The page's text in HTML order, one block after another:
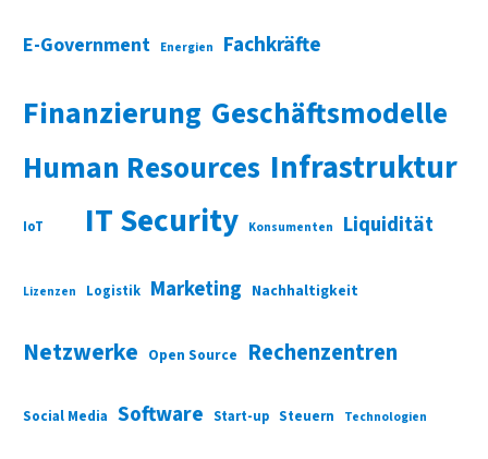
E-Government Energien Fachkräfte
Finanzierung Geschäftsmodelle
Human Resources Infrastruktur
IoT IT Security Konsumenten Liquidität
Lizenzen Logistik Marketing Nachhaltigkeit
Netzwerke Open Source Rechenzentren
Social Media Software Start-up Steuern Technologien